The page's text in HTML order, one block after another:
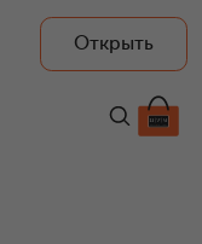
Открыть
399 500 ₽